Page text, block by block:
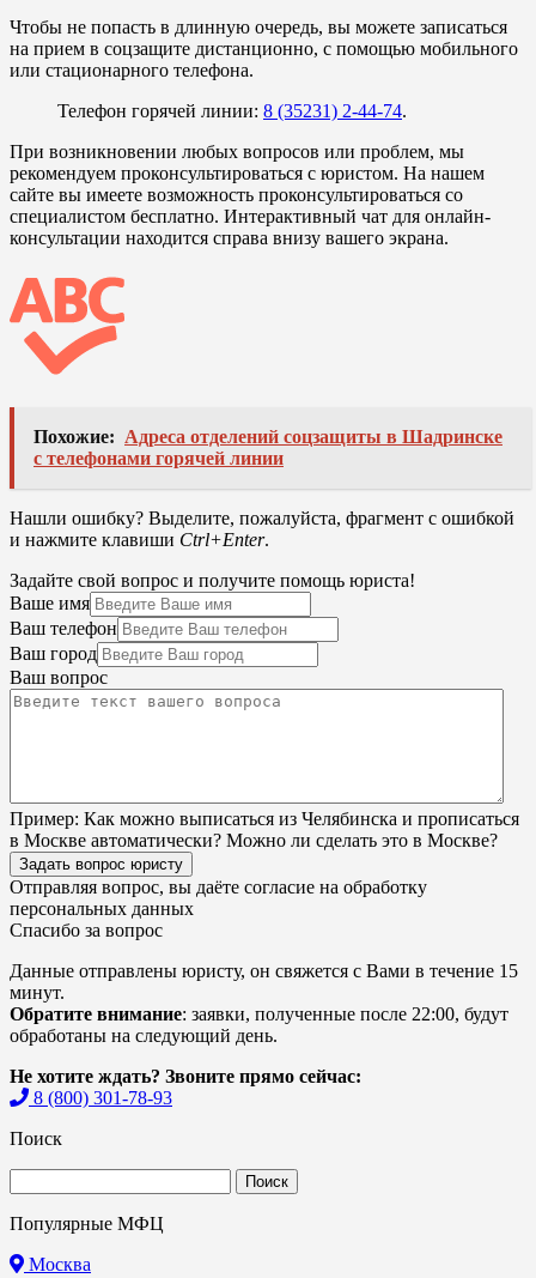
Чтобы не попасть в длинную очередь, вы можете записаться
на прием в соцзащите дистанционно, с помощью мобильного
или стационарного телефона.
Телефон горячей линии: 8 (35231) 2-44-74.
При возникновении любых вопросов или проблем, мы
рекомендуем проконсультироваться с юристом. На нашем
сайте вы имеете возможность проконсультироваться со
специалистом бесплатно. Интерактивный чат для онлайн-
консультации находится справа внизу вашего экрана.
Похожие: Адреса отделений соцзащиты в Шадринске
с телефонами горячей линии
Нашли ошибку? Выделите, пожалуйста, фрагмент с ошибкой
и нажмите клавиши Ctrl+Enter.
Задайте свой вопрос и получите помощь юриста!
Ваше имя
Ваш телефон
Ваш город
Ваш вопрос
Пример: Как можно выписаться из Челябинска и прописаться
в Москве автоматически? Можно ли сделать это в Москве?
Задать вопрос юристу
Отправляя вопрос, вы даёте согласие на обработку
персональных данных
Спасибо за вопрос
Данные отправлены юристу, он свяжется с Вами в течение 15
минут.
Обратите внимание: заявки, полученные после 22:00, будут
обработаны на следующий день.
Не хотите ждать? Звоните прямо сейчас:
8 (800) 301-78-93
Поиск
Популярные МФЦ
Москва